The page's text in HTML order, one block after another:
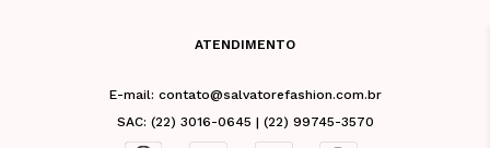
ATENDIMENTO
E-mail: contato@salvatorefashion.com.br
SAC: (22) 3016-0645 | (22) 99745-3570